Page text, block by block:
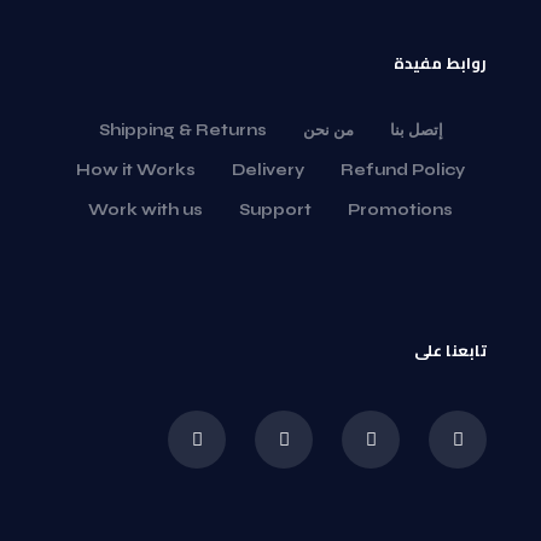
روابط مفيدة
إتصل بنا من نحن Shipping & Returns
Refund Policy
Delivery
How it Works
Promotions
Support
Work with us
تابعنا على